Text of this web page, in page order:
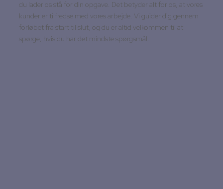
du lader os stå for din opgave. Det betyder alt for os, at vores
kunder er tilfredse med vores arbejde. Vi guider dig gennem
forløbet fra start til slut, og du er altid velkommen til at
spørge, hvis du har det mindste spørgsmål.